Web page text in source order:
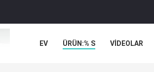
EV ÜRÜN:% S VİDEOLAR